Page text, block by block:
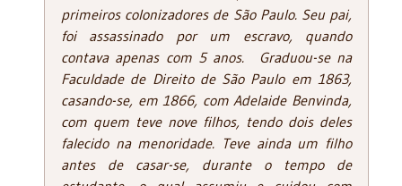
primeiros colonizadores de São Paulo. Seu pai,
foi assassinado por um escravo, quando
contava apenas com 5 anos. Graduou-se na
Faculdade de Direito de São Paulo em 1863,
casando-se, em 1866, com Adelaide Benvinda,
com quem teve nove filhos, tendo dois deles
falecido na menoridade. Teve ainda um filho
antes de casar-se, durante o tempo de